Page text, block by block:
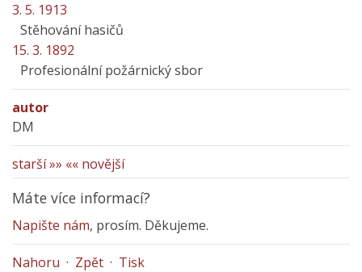
3. 5. 1913
Stěhování hasičů
15. 3. 1892
Profesionální požárnický sbor
autor
DM
starší »» «« novější
Máte více informací?
Napište nám, prosím. Děkujeme.
Nahoru · Zpět · Tisk